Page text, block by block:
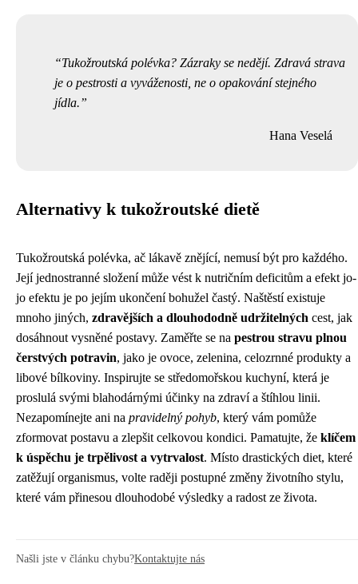
Tukožroutská polévka? Zázraky se nedějí. Zdravá strava
je o pestrosti a vyváženosti, ne o opakování stejného
jídla.
Hana Veselá
Alternativy k tukožroutské dietě
Tukožroutská polévka, ač lákavě znějící, nemusí být pro každého.
Její jednostranné složení může vést k nutričním deficitům a efekt jo-
jo efektu je po jejím ukončení bohužel častý. Naštěstí existuje
mnoho jiných, zdravějších a dlouhododně udržitelných cest, jak
dosáhnout vysněné postavy. Zaměřte se na pestrou stravu plnou
čerstvých potravin, jako je ovoce, zelenina, celozrnné produkty a
libové bílkoviny. Inspirujte se středomořskou kuchyní, která je
proslulá svými blahodárnými účinky na zdraví a štíhlou linii.
Nezapomínejte ani na pravidelný pohyb, který vám pomůže
zformovat postavu a zlepšit celkovou kondici. Pamatujte, že klíčem
k úspěchu je trpělivost a vytrvalost. Místo drastických diet, které
zatěžují organismus, volte raději postupné změny životního stylu,
které vám přinesou dlouhodobé výsledky a radost ze života.
Našli jste v článku chybu?Kontaktujte nás